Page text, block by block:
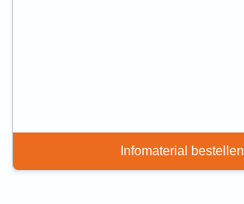
Infomaterial bestellen